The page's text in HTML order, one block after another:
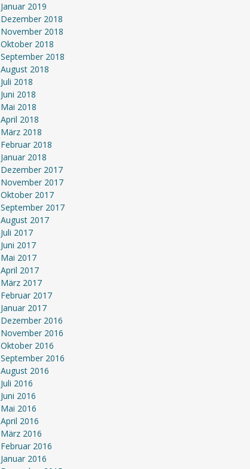
Januar 2019
Dezember 2018
November 2018
Oktober 2018
September 2018
August 2018
Juli 2018
Juni 2018
Mai 2018
April 2018
März 2018
Februar 2018
Januar 2018
Dezember 2017
November 2017
Oktober 2017
September 2017
August 2017
Juli 2017
Juni 2017
Mai 2017
April 2017
März 2017
Februar 2017
Januar 2017
Dezember 2016
November 2016
Oktober 2016
September 2016
August 2016
Juli 2016
Juni 2016
Mai 2016
April 2016
März 2016
Februar 2016
Januar 2016